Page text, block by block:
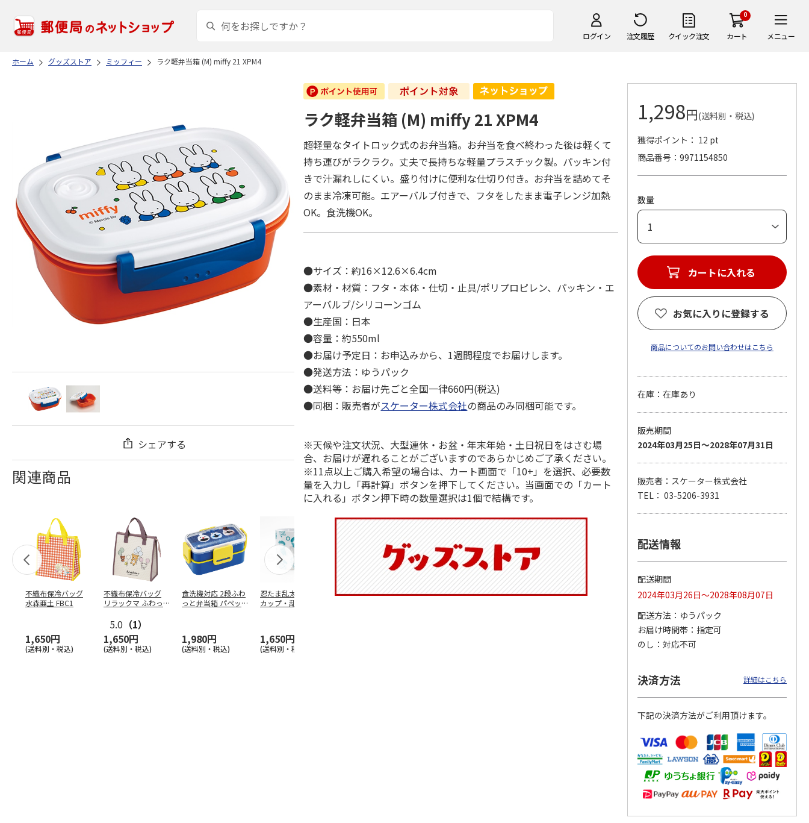
ログイン 注文履歴 クイック注文
0
カート メニュー
ホーム グッズストア ミッフィー ラク軽弁当箱 (M) miffy 21 XPM4
シェアする
関連商品
不織布保冷バッグ
水森亜土 FBC1
1,650円
(送料別・税込)
不織布保冷バッグ
リラックマ ふわっ
5.0 （1）
1,650円
(送料別・税込)
食洗機対応 2段ふわ
っと弁当箱 パペッ
1,980円
(送料別・税込)
忍たま乱太郎 マグ
カップ・乱太郎・き
1,650円
(送料別・税込)
抗菌食洗機対応 ふ
マスコット入りドリ
陶器ダイカットマグ
コーデュロイ生地ラ
ふわっとフタタイト
パペットスンスン
R…
1,485円
(送料別・税込)
八角形ステンレスマ
ラク軽弁当箱 (M) miffy 21 XPM4
超軽量なタイトロック式のお弁当箱。お弁当を食べ終わった後は軽くて
持ち運びがラクラク。丈夫で長持ちな軽量プラスチック製。パッキン付
きで汁漏れしにくい。盛り付けに便利な仕切り付き。お弁当を詰めてそ
のまま冷凍可能。エアーバルブ付きで、フタをしたまま電子レンジ加熱
OK。食洗機OK。
●サイズ：約16×12.6×6.4cm
●素材・材質：フタ・本体・仕切・止具/ポリプロピレン、パッキン・エ
アーバルブ/シリコーンゴム
●生産国：日本
●容量：約550ml
●お届け予定日：お申込みから、1週間程度でお届けします。
●発送方法：ゆうパック
●送料等：お届け先ごと全国一律660円(税込)
●同梱：販売者がスケーター株式会社の商品のみ同梱可能です。
※天候や注文状況、大型連休・お盆・年末年始・土日祝日をはさむ場
合、お届けが遅れることがございますのであらかじめご了承ください。
※11点以上ご購入希望の場合は、カート画面で「10+」を選択、必要数
量を入力し「再計算」ボタンを押下してください。当画面での「カート
に入れる」ボタン押下時の数量選択は1個で結構です。
1,298円(送料別・税込)
獲得ポイント： 12 pt
商品番号
9971154850
数量
カートに入れる
お気に入りに登録する
商品についてのお問い合わせはこちら
在庫：在庫あり
販売期間
2024年03月25日～2028年07月31日
販売者：スケーター株式会社
TEL： 03-5206-3931
配送情報
配送期間
2024年03月26日～2028年08月07日
配送方法
ゆうパック
お届け時間帯
指定可
のし
対応不可
決済方法 詳細はこちら
下記の決済方法がご利用頂けます。